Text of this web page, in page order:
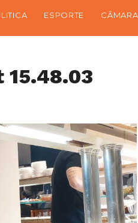
ESPORTE